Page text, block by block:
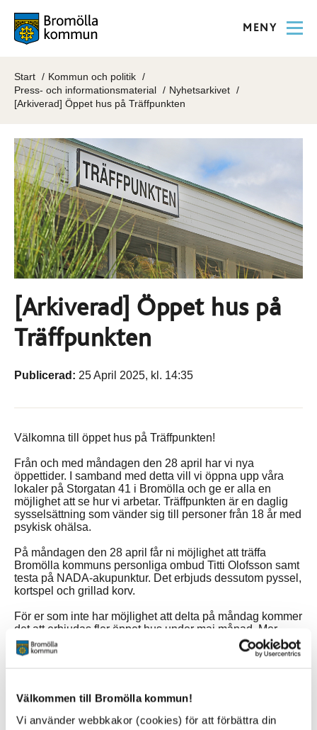
Välkommen till Bromölla kommun!
Vi använder webbkakor (cookies) för att förbättra din
MENY
Start
Kommun och politik
Press- och informationsmaterial
Nyhetsarkivet
[Arkiverad] Öppet hus på Träffpunkten
[Arkiverad] Öppet hus på
Träffpunkten
Publicerad: 25 April 2025, kl. 14:35
Välkomna till öppet hus på Träffpunkten!
Från och med måndagen den 28 april har vi nya
öppettider. I samband med detta vill vi öppna upp våra
lokaler på Storgatan 41 i Bromölla och ge er alla en
möjlighet att se hur vi arbetar. Träffpunkten är en daglig
sysselsättning som vänder sig till personer från 18 år med
psykisk ohälsa.
På måndagen den 28 april får ni möjlighet att träffa
Bromölla kommuns personliga ombud Titti Olofsson samt
testa på NADA-akupunktur. Det erbjuds dessutom pyssel,
kortspel och grillad korv.
För er som inte har möjlighet att delta på måndag kommer
det att erbjudas fler öppet hus under maj månad. Mer
information om detta inom kort!
Läs mer om träffpunkten .